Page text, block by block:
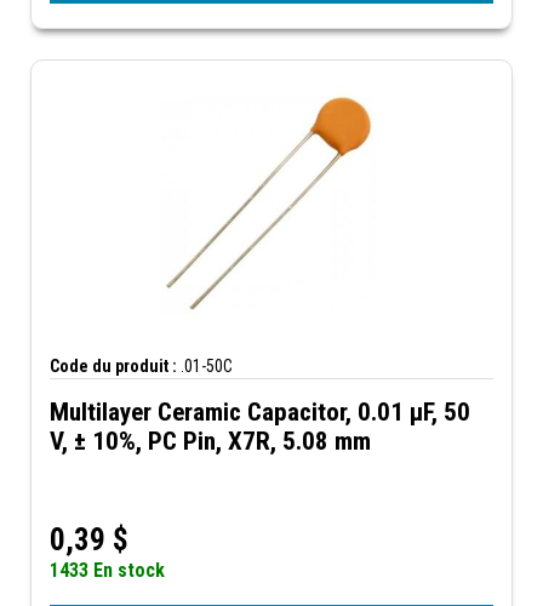
Code du produit : .01-50C
Multilayer Ceramic Capacitor, 0.01 µF, 50
V, ± 10%, PC Pin, X7R, 5.08 mm
0,39 $
1433 En stock